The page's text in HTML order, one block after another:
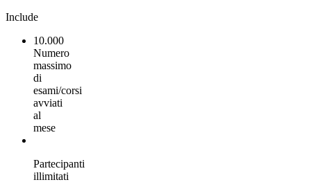
Include
10.000
Numero
massimo
di
esami/corsi
avviati
al
mese
Partecipanti
illimitati